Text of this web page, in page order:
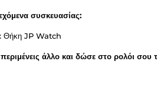
συσκευασίας:
Θήκη JP Watch
άλλο και δώσε στο ρολόι σου